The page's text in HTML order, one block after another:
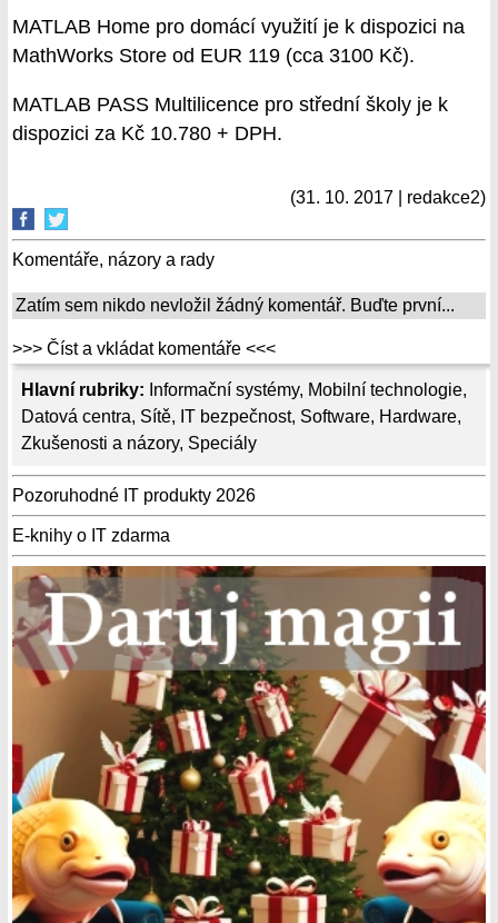
Hlavní rubriky: Informační systémy, Mobilní technologie,
Datová centra, Sítě, IT bezpečnost, Software, Hardware,
Zkušenosti a názory, Speciály
Pozoruhodné IT produkty 2026
E-knihy o IT zdarma
MATLAB Home pro domácí využití je k dispozici na
MathWorks Store od EUR 119 (cca 3100 Kč).
MATLAB PASS Multilicence pro střední školy je k
dispozici za Kč 10.780 + DPH.
(31. 10. 2017 | redakce2)
Komentáře, názory a rady
Zatím sem nikdo nevložil žádný komentář. Buďte první...
>>> Číst a vkládat komentáře <<<